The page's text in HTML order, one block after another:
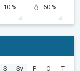
10 %
60 %
S Sv P O T